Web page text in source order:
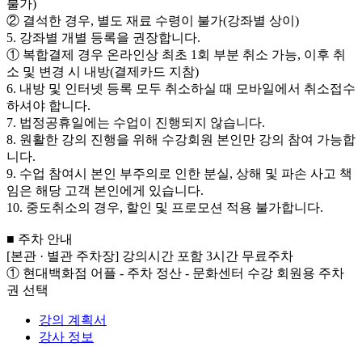
불가)
② 결석한 경우, 별도 재료 수령이 불가(강좌별 상이)
5. 강좌별 개별 등록을 권장합니다.
① 복합결제 경우 온라인상 최초 1회 부분 취소 가능, 이후 취
소 및 변경 시 내방(결제카드 지참)
6. 내방 및 인터넷 등록 모두 취소하실 때 모바일에서 취소접수
하셔야 합니다.
7. 법정공휴일에는 수업이 진행되지 않습니다.
8. 원활한 강의 진행을 위해 수강회원 본인만 강의 참여 가능합
니다.
9. 수업 참여시 본인 부주의로 인한 분실, 상해 및 파손 사고 책
임은 해당 고객 본인에게 있습니다.
10. 중도취소의 경우, 할인 및 프로모션 적용 불가합니다.
■ 주차 안내
[본관 · 별관 주차장] 강의시간 포함 3시간 무료주차
① 현대백화점 어플 - 주차 정산 - 문화센터 수강 회원용 주차
권 선택
강의 계획서
강사 정보